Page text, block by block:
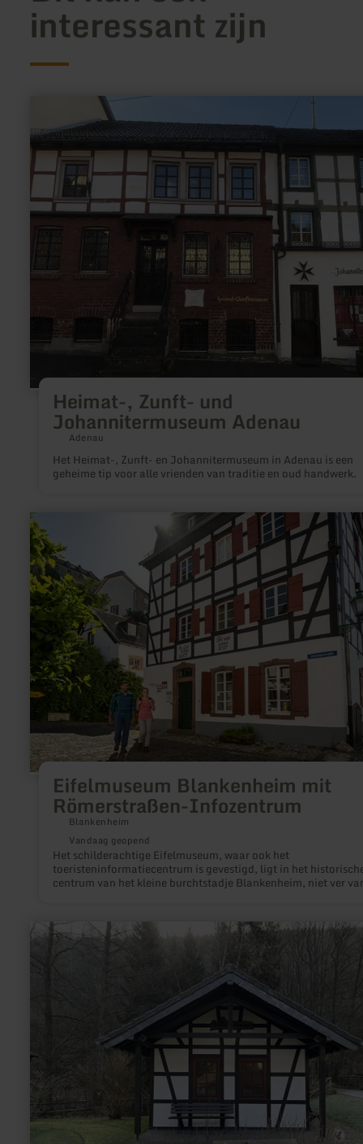
interessant zijn
Heimat-, Zunft- und
Johannitermuseum Adenau
Adenau
Het Heimat-, Zunft- en Johannitermuseum in Adenau is een
geheime tip voor alle vrienden van traditie en oud handwerk.
over:
Heimat-,
Zunft-
und
Johannitermuseum
Adenau
Eifelmuseum Blankenheim mit
Römerstraßen-Infozentrum
Blankenheim
Vandaag geopend
Het schilderachtige Eifelmuseum, waar ook het
toeristeninformatiecentrum is gevestigd, ligt in het
centrum van het kleine burchtstadje Blankenheim, niet ver
meer
informatie
over:
Eifelmuseum
Blankenheim
mit
Römerstraßen-
Infozentrum
meer
informatie